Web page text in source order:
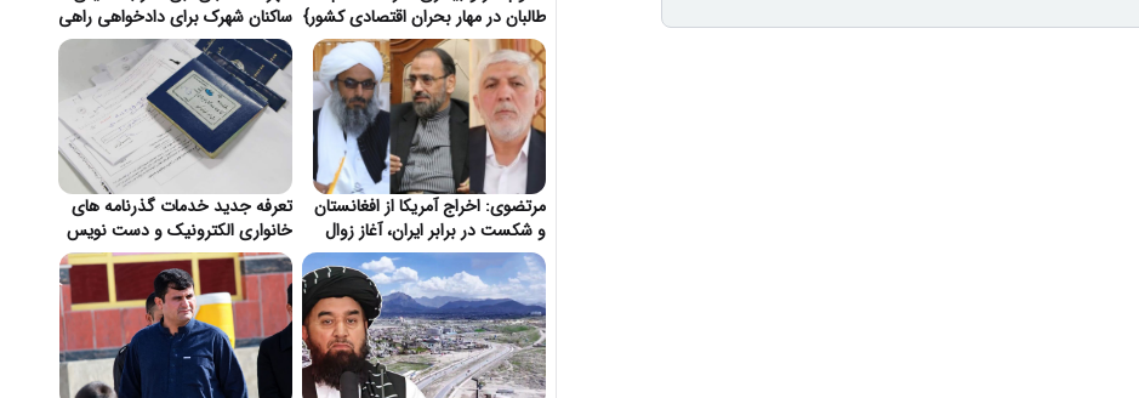
طالبان در مهار بحران اقتصادی کشور} ساکنان شهرک برای دادخواهی راهی
قندهار شدند}
مرتضوی: اخراج آمریکا از افغانستان
و شکست در برابر ایران، آغاز زوال
هژمونی واشنگتن}
تعرفه جدید خدمات گذرنامه های
خانواری الکترونیک و دست نویس
در ایران اعلام شد}